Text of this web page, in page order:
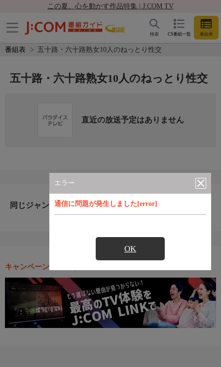
この夏、心を動かす作品特集 | J:COM TV
CS番組一覧 番組表
検索
番組表 五十路・六十路熟女10人のねっとり性交
エラー
通信に問題が発生しました[error]
OK
五十路・六十路熟女10人のねっとり性交
直近の放送予定はありません
同じジャンルのおすすめ番組
キャンペーン・お得な情報